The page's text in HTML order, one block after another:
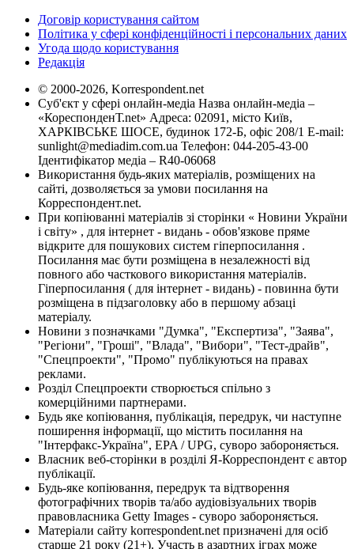
Договір користування сайтом
Політика у сфері конфіденційності і персональних даних
Угода щодо користування
Редакція
© 2000-2026, Korrespondent.net
Суб'єкт у сфері онлайн-медіа Назва онлайн-медіа –
«КореспонденТ.net» Адреса: 02091, місто Київ,
ХАРКІВСЬКЕ ШОСЕ, будинок 172-Б, офіс 208/1 E-mail:
sunlight@mediadim.com.ua Телефон: 044-205-43-00
Ідентифікатор медіа – R40-06068
Використання будь-яких матеріалів, розміщених на
сайті, дозволяється за умови посилання на
Корреспондент.net.
При копіюванні матеріалів зі сторінки « Новини України
і світу» , для інтернет - видань - обов'язкове пряме
відкрите для пошукових систем гіперпосилання .
Посилання має бути розміщена в незалежності від
повного або часткового використання матеріалів.
Гіперпосилання ( для інтернет - видань) - повинна бути
розміщена в підзаголовку або в першому абзаці
матеріалу.
Новини з позначками "Думка", "Експертиза", "Заява",
"Регіони", "Гроші", "Влада", "Вибори", "Тест-драйв",
"Спецпроекти", "Промо" публікуються на правах
реклами.
Розділ Спецпроекти створюється спільно з
комерційними партнерами.
Будь яке копіювання, публікація, передрук, чи наступне
поширення інформації, що містить посилання на
"Інтерфакс-Україна", EPA / UPG, суворо забороняється.
Власник веб-сторінки в розділі Я-Корреспондент є автор
публікації.
Будь-яке копіювання, передрук та відтворення
фотографічних творів та/або аудіовізуальних творів
правовласника Getty Images - суворо забороняється.
Матеріали сайту korrespondent.net призначені для осіб
старше 21 року (21+). Участь в азартних іграх може